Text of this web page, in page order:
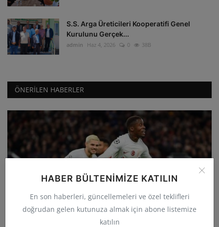
HABER BÜLTENIMIZE KATILIN
En son haberleri, güncellemeleri ve özel teklifleri
doğrudan gelen kutunuza almak için abone listemize
katılın
S.S. Arga Üreticileri Kooperatifi Genel
Kurulunu Gerçek...
admin Haz 4, 2026 0 38B
ÖNERILEN HABERLER
Galatasaray deplasmanda Manchester
United'ı 3-2 yenerek...